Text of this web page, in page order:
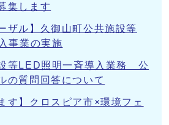
集します
ザル】久御山町公共施設等
事業の実施
等LED照明一斉導入業務 公
の質問回答について
す】クロスピア市×環境フェ